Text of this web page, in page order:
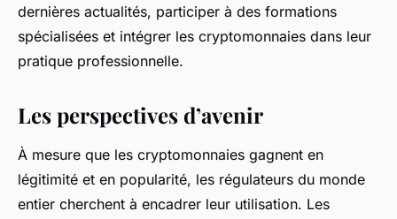
dernières actualités, participer à des formations
spécialisées et intégrer les cryptomonnaies dans leur
pratique professionnelle.
Les perspectives d’avenir
À mesure que les cryptomonnaies gagnent en
légitimité et en popularité, les régulateurs du monde
entier cherchent à encadrer leur utilisation. Les